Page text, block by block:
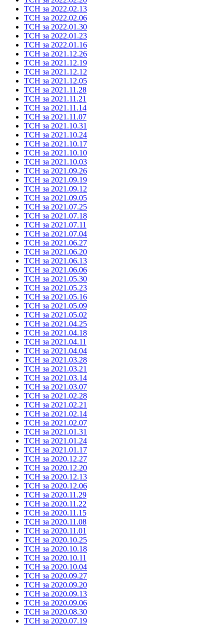
ТСН за 2022.02.13
ТСН за 2022.02.06
ТСН за 2022.01.30
ТСН за 2022.01.23
ТСН за 2022.01.16
ТСН за 2021.12.26
ТСН за 2021.12.19
ТСН за 2021.12.12
ТСН за 2021.12.05
ТСН за 2021.11.28
ТСН за 2021.11.21
ТСН за 2021.11.14
ТСН за 2021.11.07
ТСН за 2021.10.31
ТСН за 2021.10.24
ТСН за 2021.10.17
ТСН за 2021.10.10
ТСН за 2021.10.03
ТСН за 2021.09.26
ТСН за 2021.09.19
ТСН за 2021.09.12
ТСН за 2021.09.05
ТСН за 2021.07.25
ТСН за 2021.07.18
ТСН за 2021.07.11
ТСН за 2021.07.04
ТСН за 2021.06.27
ТСН за 2021.06.20
ТСН за 2021.06.13
ТСН за 2021.06.06
ТСН за 2021.05.30
ТСН за 2021.05.23
ТСН за 2021.05.16
ТСН за 2021.05.09
ТСН за 2021.05.02
ТСН за 2021.04.25
ТСН за 2021.04.18
ТСН за 2021.04.11
ТСН за 2021.04.04
ТСН за 2021.03.28
ТСН за 2021.03.21
ТСН за 2021.03.14
ТСН за 2021.03.07
ТСН за 2021.02.28
ТСН за 2021.02.21
ТСН за 2021.02.14
ТСН за 2021.02.07
ТСН за 2021.01.31
ТСН за 2021.01.24
ТСН за 2021.01.17
ТСН за 2020.12.27
ТСН за 2020.12.20
ТСН за 2020.12.13
ТСН за 2020.12.06
ТСН за 2020.11.29
ТСН за 2020.11.22
ТСН за 2020.11.15
ТСН за 2020.11.08
ТСН за 2020.11.01
ТСН за 2020.10.25
ТСН за 2020.10.18
ТСН за 2020.10.11
ТСН за 2020.10.04
ТСН за 2020.09.27
ТСН за 2020.09.20
ТСН за 2020.09.13
ТСН за 2020.09.06
ТСН за 2020.08.30
ТСН за 2020.07.19